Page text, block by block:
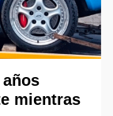
mientras